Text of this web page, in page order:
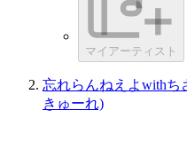
マイアーティスト
忘れらんねえよwithち
きゅーれ)